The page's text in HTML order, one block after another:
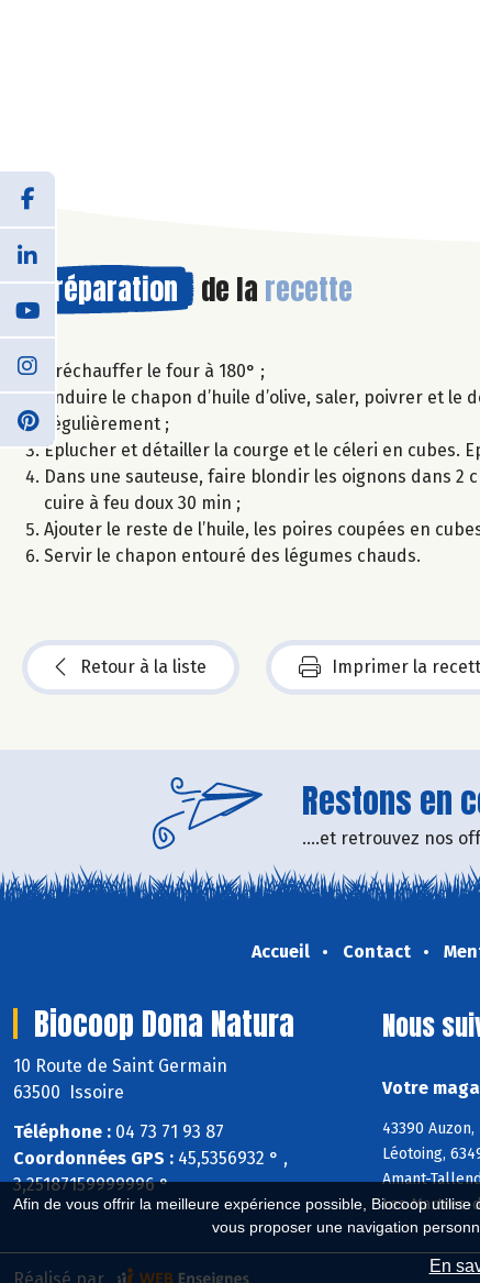
Afin de vous offrir la meilleure expérience possible, Biocoop
vous proposer une navigation
En
Préparation de la recette
Préchauffer le four à 180° ;
Enduire le chapon d’huile d’olive, saler, poivrer et le
régulièrement ;
Eplucher et détailler la courge et le céleri en cubes.
Dans une sauteuse, faire blondir les oignons dans 2
cuire à feu doux 30 min ;
Ajouter le reste de l’huile, les poires coupées en
Servir le chapon entouré des légumes chauds.
Retour à la liste Imprimer la
Restons en
....et retrouvez nos
Accueil Contact
Biocoop Dona Natura
10 Route de Saint Germain
63500 Issoire
Téléphone : 04 73 71 93 87
Coordonnées GPS : 45,5356932 ° ,
3,25187159999996 °
Nous
Votre
43390
Léotoing,
Amant-
Les Martres-
Réalisé par